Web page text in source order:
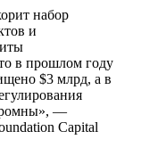
набор
и
в прошлом году
$3 млрд, а в
—
Capital